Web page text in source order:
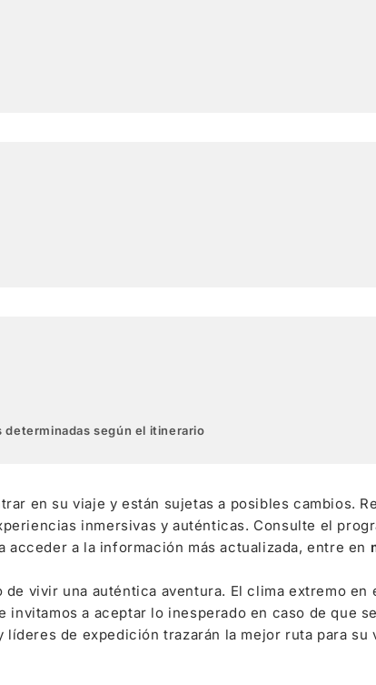
determinadas según el itinerario
en su viaje y están sujetas a posibles cambios.
inmersivas y auténticas. Consulte el
a la información más actualizada, entre en
vivir una auténtica aventura. El clima extremo en
a aceptar lo inesperado en caso de que
de expedición trazarán la mejor ruta para su